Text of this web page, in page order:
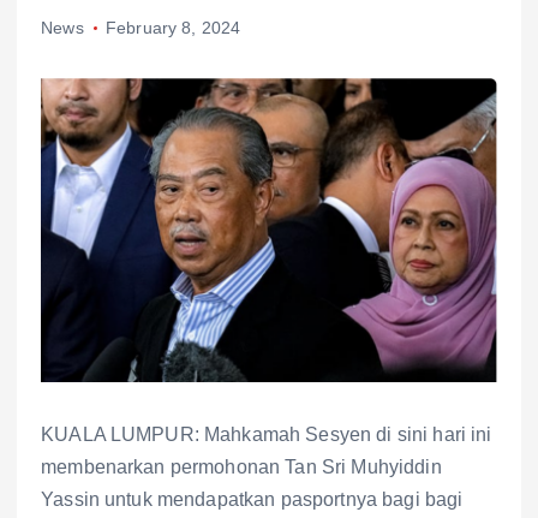
News February 8, 2024
KUALA LUMPUR: Mahkamah Sesyen di sini hari ini
membenarkan permohonan Tan Sri Muhyiddin
Yassin untuk mendapatkan pasportnya bagi bagi